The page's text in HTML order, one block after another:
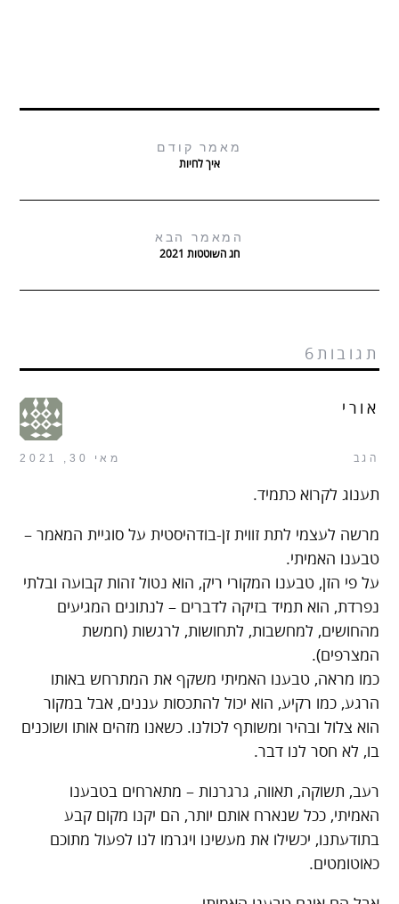
מאמר קודם
איך לחיות
המאמר הבא
חג השוטטות 2021
תגובות6
הגב מאי 30, 2021
אורי
תענוג לקרוא כתמיד.
מרשה לעצמי לתת זווית זן-בודהיסטית על סוגיית המאמר –
טבענו האמיתי.
על פי הזן, טבענו המקורי ריק, הוא נטול זהות קבועה ובלתי
נפרדת, הוא תמיד בזיקה לדברים – לנתונים המגיעים
מהחושים, למחשבות, לתחושות, לרגשות (חמשת
המצרפים).
כמו מראה, טבענו האמיתי משקף את המתרחש באותו
הרגע, כמו רקיע, הוא יכול להתכסות עננים, אבל במקור
הוא צלול ובהיר ומשותף לכולנו. כשאנו מזהים אותו ושוכנים
בו, לא חסר לנו דבר.
רעב, תשוקה, תאווה, גרגרנות – מתארחים בטבענו
האמיתי, ככל שנארח אותם יותר, הם יקנו מקום קבע
בתודעתנו, יכשילו את מעשינו ויגרמו לנו לפעול מתוכם
כאוטומטים.